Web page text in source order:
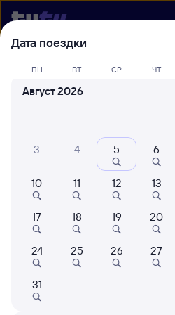
Выберите день,
билеты Вихоревка
Когда
Кто едет
Дата поездки
ПН ВТ СР ЧТ
Август 2026
3 4 5 6
10 11 12 13
17 18 19 20
24 25 26 27
31